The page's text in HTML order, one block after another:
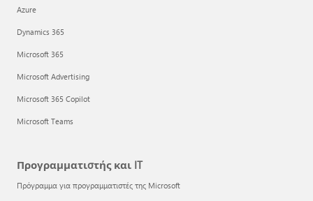
Azure
Dynamics 365
Microsoft 365
Microsoft Advertising
Microsoft 365 Copilot
Microsoft Teams
Προγραμματιστής και IT
Πρόγραμμα για προγραμματιστές της Microsoft